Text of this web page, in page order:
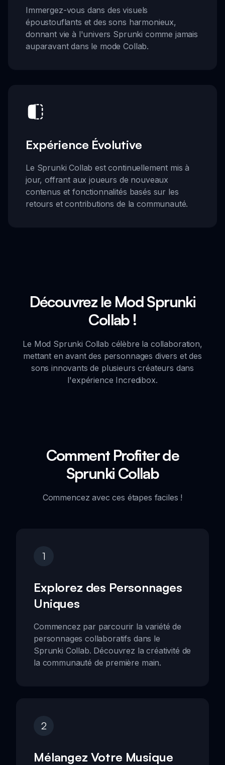
Immergez-vous dans des visuels
époustouflants et des sons harmonieux,
donnant vie à l'univers Sprunki comme jamais
auparavant dans le mode Collab.
Expérience Évolutive
Le Sprunki Collab est continuellement mis à
jour, offrant aux joueurs de nouveaux
contenus et fonctionnalités basés sur les
retours et contributions de la communauté.
Découvrez le Mod Sprunki
Collab !
Le Mod Sprunki Collab célèbre la collaboration,
mettant en avant des personnages divers et des
sons innovants de plusieurs créateurs dans
l'expérience Incredibox.
Comment Profiter de
Sprunki Collab
Commencez avec ces étapes faciles !
1
Explorez des Personnages
Uniques
Commencez par parcourir la variété de
personnages collaboratifs dans le
Sprunki Collab. Découvrez la créativité de
la communauté de première main.
2
Mélangez Votre Musique